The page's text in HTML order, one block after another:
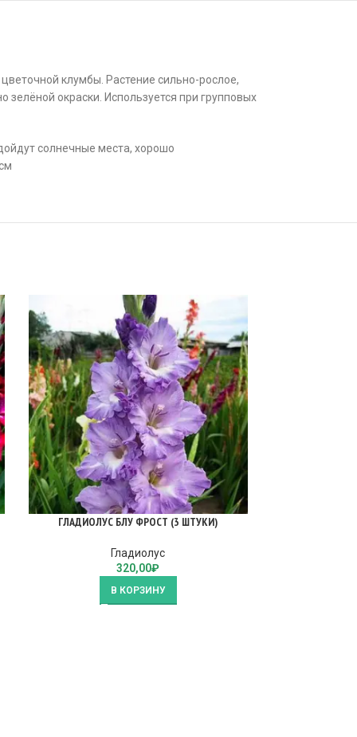
клумбы. Растение сильно-рослое,
окраски. Используется при групповых
солнечные места, хорошо
ГЛАДИОЛУС БЛУ ФРОСТ (3 ШТУКИ)
Гладиолус
320,00₽
В КОРЗИНУ